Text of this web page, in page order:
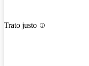
Trato justo